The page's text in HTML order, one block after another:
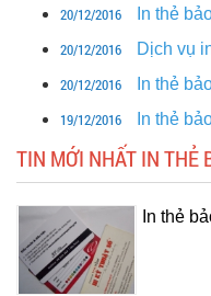
20/12/2016 In thẻ
20/12/2016 Dịch vụ
20/12/2016 In thẻ
19/12/2016 In thẻ
TIN MỚI NHẤT IN THẺ
In thẻ